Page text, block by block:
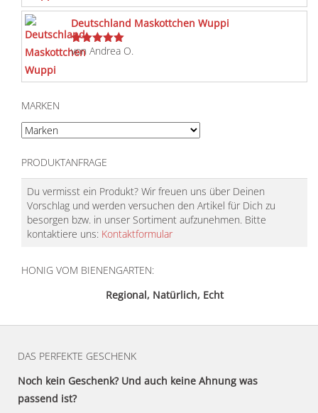
Deutschland Maskottchen Wuppi
Bewertet
von Andrea O.
MARKEN
PRODUKTANFRAGE
Du vermisst ein Produkt? Wir freuen uns über Deinen
Vorschlag und werden versuchen den Artikel für Dich zu
besorgen bzw. in unser Sortiment aufzunehmen. Bitte
kontaktiere uns: Kontaktformular
HONIG VOM BIENENGARTEN:
Regional, Natürlich, Echt
DAS PERFEKTE GESCHENK
Noch kein Geschenk? Und auch keine Ahnung was
passend ist?